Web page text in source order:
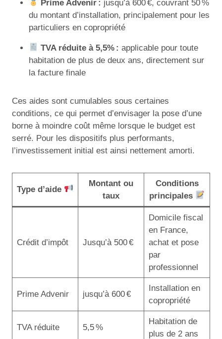
Prime Advenir : jusqu’à 600 €, couvrant 50 %
du montant d’installation, principalement pour les
particuliers en copropriété
TVA réduite à 5,5% : applicable pour toute
habitation de plus de deux ans, directement sur
la facture finale
Ces aides sont cumulables sous certaines
conditions, ce qui permet d’envisager la pose d’une
borne à moindre coût même lorsque le budget est
serré. Pour les dispositifs plus performants,
l’investissement initial est ainsi nettement amorti.
Type d’aide
Montant ou
taux
Conditions
principales
Crédit d’impôt Jusqu’à 500 €
Domicile fiscal
en France,
achat et pose
par
professionnel
Prime Advenir jusqu’à 600 €
Installation en
copropriété
TVA réduite 5,5 %
Habitation de
plus de 2 ans